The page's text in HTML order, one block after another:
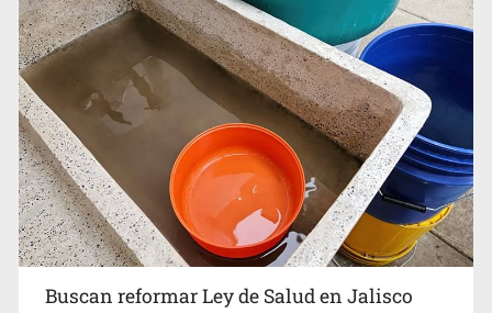
alertas sanitarias por mala calidad del agua
Buscan reformar Ley de Salud en Jalisco